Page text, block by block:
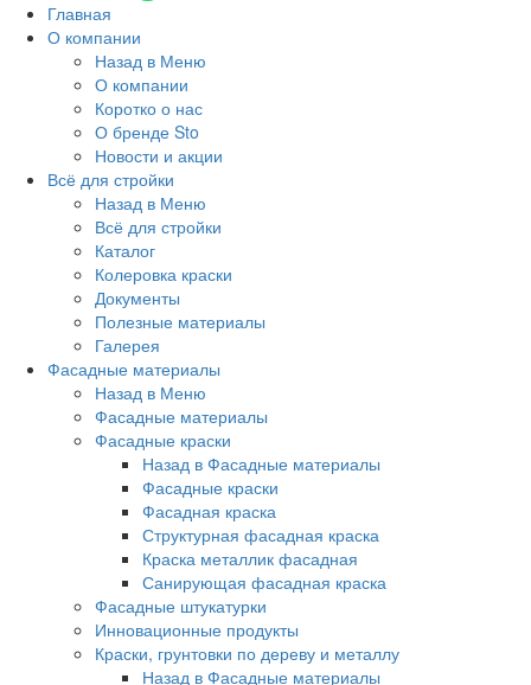
Главная
О компании
Назад в Меню
О компании
Коротко о нас
О бренде Sto
Новости и акции
Всё для стройки
Назад в Меню
Всё для стройки
Каталог
Колеровка краски
Документы
Полезные материалы
Галерея
Фасадные материалы
Назад в Меню
Фасадные материалы
Фасадные краски
Назад в Фасадные материалы
Фасадные краски
Фасадная краска
Структурная фасадная краска
Краска металлик фасадная
Санирующая фасадная краска
Фасадные штукатурки
Инновационные продукты
Краски, грунтовки по дереву и металлу
Назад в Фасадные материалы